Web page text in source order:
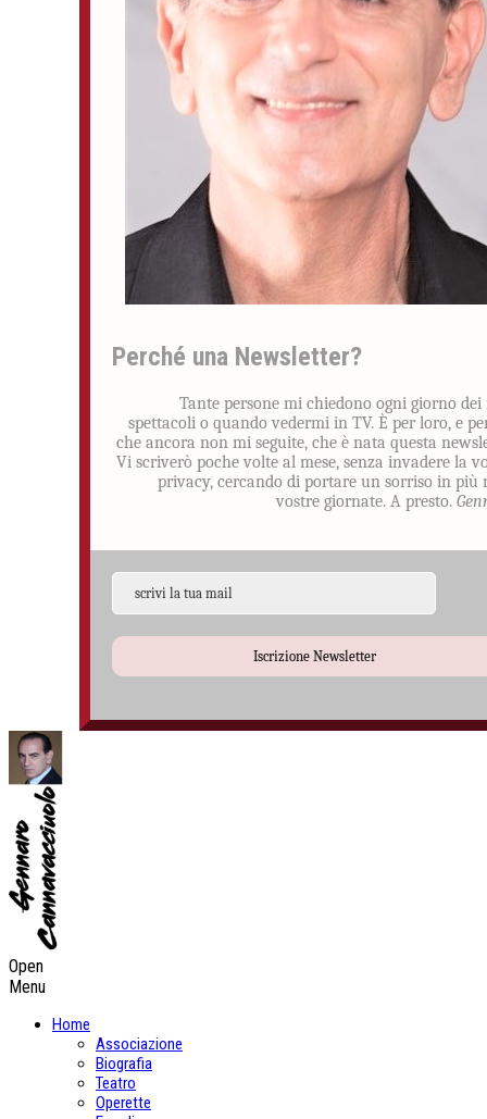
Perché una Newsletter?
Tante persone mi chiedono ogni giorno dei
spettacoli o quando vedermi in TV. È per loro, e
che ancora non mi seguite, che è nata questa
Vi scriverò poche volte al mese, senza invadere la
privacy, cercando di portare un sorriso in più
vostre giornate. A presto.
Iscrizione Newsletter
Open
Menu
Home
Associazione
Biografia
Teatro
Operette